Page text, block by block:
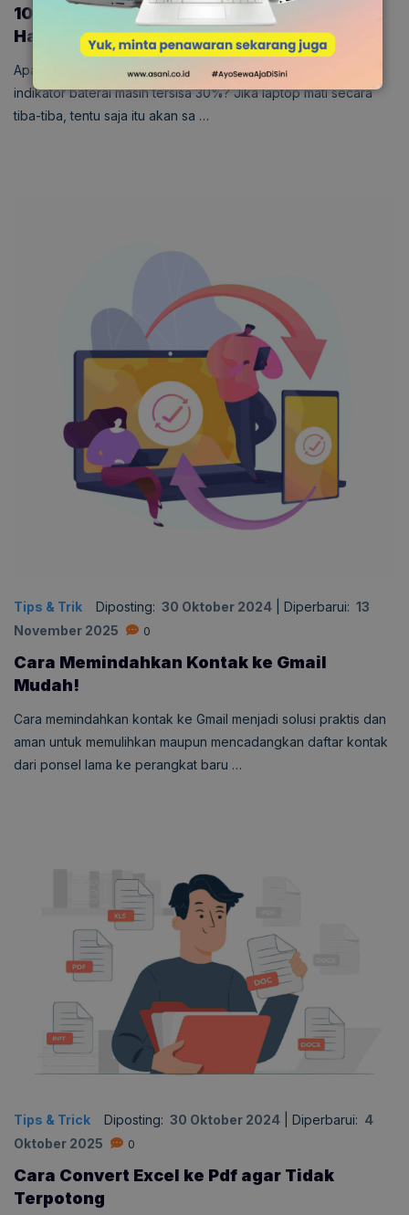
10 Cara Mengatasi Baterai Laptop Cepat
Habis, Simak!
Apakah Anda pernah mengalami laptop tiba-tiba mati saat
indikator baterai masih tersisa 30%? Jika laptop mati secara
tiba-tiba, tentu saja itu akan sa …
Tips & Trik Diposting: 30 Oktober 2024 Diperbarui: 13
November 2025
0
Cara Memindahkan Kontak ke Gmail
Mudah!
Cara memindahkan kontak ke Gmail menjadi solusi praktis dan
aman untuk memulihkan maupun mencadangkan daftar kontak
dari ponsel lama ke perangkat baru …
Tips & Trick Diposting: 30 Oktober 2024 Diperbarui: 4
Oktober 2025
0
Cara Convert Excel ke Pdf agar Tidak
Terpotong